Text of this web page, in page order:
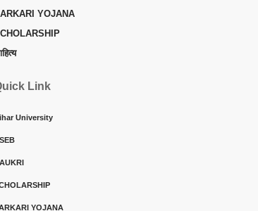
YOJANA
Link
University
YOJANA